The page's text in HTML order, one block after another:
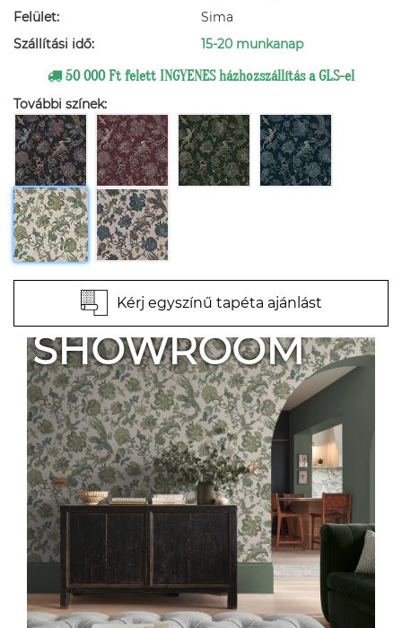
Felület:
Sima
Szállítási idő:
15-20 munkanap
50 000 Ft felett INGYENES házhozszállítás a GLS-el
További színek:
Kérj egyszínű tapéta ajánlást
SHOWROOM